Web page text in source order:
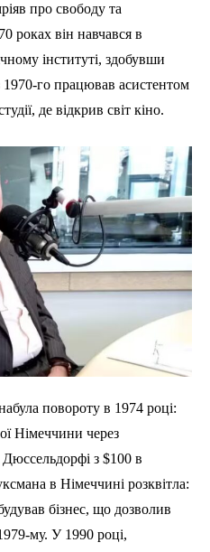
про свободу та
роках він навчався в
інституті, здобувши
1970-го працював асистентом
де відкрив світ кіно.
повороту в 1974 році:
Німеччини через
з $100 в
в Німеччині розквітла:
бізнес, що дозволив
му. У 1990 році,